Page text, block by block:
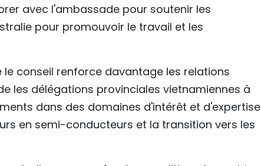
avec l'ambassade pour soutenir les
pour promouvoir le travail et les
conseil renforce davantage les relations
les délégations provinciales vietnamiennes à
dans des domaines d'intérêt et d'expertise
en semi-conducteurs et la transition vers les